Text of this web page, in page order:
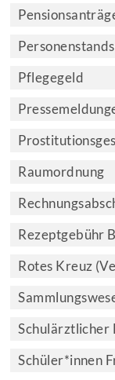
Pflegegeld
Raumordnung
Rezeptgebühr
Rotes Kreuz
Schulärztlicher
Schüler*innen